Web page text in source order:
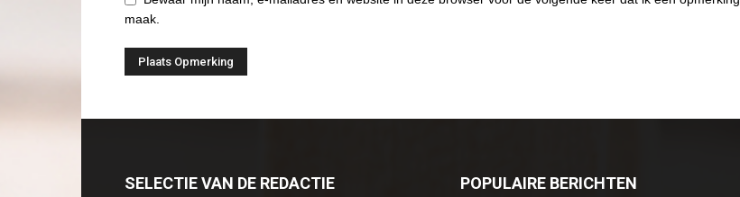
maak.
SELECTIE VAN DE REDACTIE POPULAIRE BERICHTEN